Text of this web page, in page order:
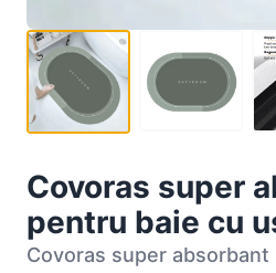
Covoras super
pentru baie cu
Covoras super